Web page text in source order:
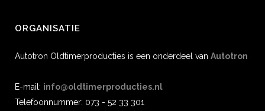
ORGANISATIE
Autotron Oldtimerproducties is een onderdeel van Autotron
E-mail: info@oldtimerproducties.nl
Telefoonnummer: 073 - 52 33 301